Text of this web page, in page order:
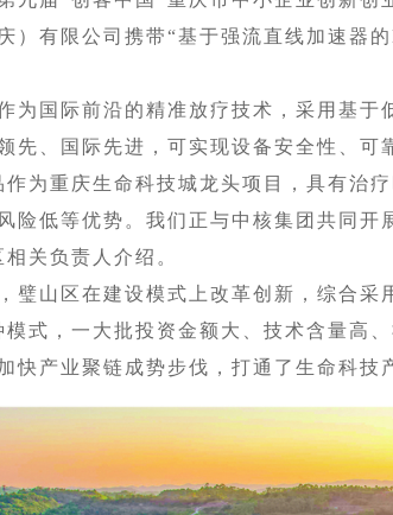
）有限公司携带“基于强流直线加速器
国际前沿的精准放疗技术，采用基于
先、国际先进，可实现设备安全性、可
重庆生命科技城龙头项目，具有治疗
险低等优势。我们正与中核集团共同
关负责人介绍。
山区在建设模式上改革创新，综合采
模式，一大批投资金额大、技术含量高
快产业聚链成势步伐，打通了生命科技